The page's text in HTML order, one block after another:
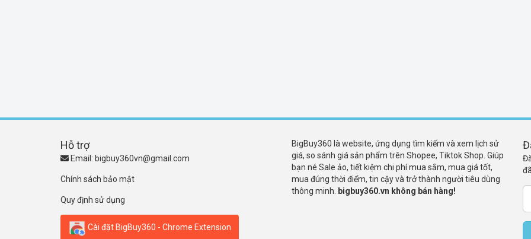
Hỗ trợ
Email: bigbuy360vn@gmail.com
Chính sách bảo mật
Quy định sử dụng
Cài đặt BigBuy360 - Chrome Extension
BigBuy360 là website, ứng dụng tìm kiếm và xem lịch sử
giá, so sánh giá sản phẩm trên Shopee, Tiktok Shop. Giúp
bạn né Sale ảo, tiết kiệm chi phí mua sắm, mua giá tốt,
mua đúng thời điểm, tin cậy và trở thành người tiêu dùng
thông minh.
bigbuy360.vn không bán hàng!